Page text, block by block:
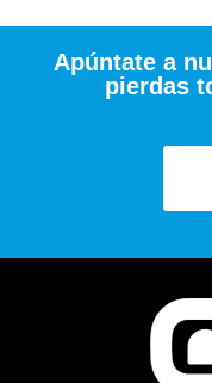
Apúntate a
pierdas